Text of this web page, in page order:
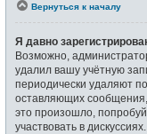
Вернуться к началу
Я давно
Возможно,
удалил вашу учётную
периодически удаляют
оставляющих
это произошло,
участвовать в дискуссиях.